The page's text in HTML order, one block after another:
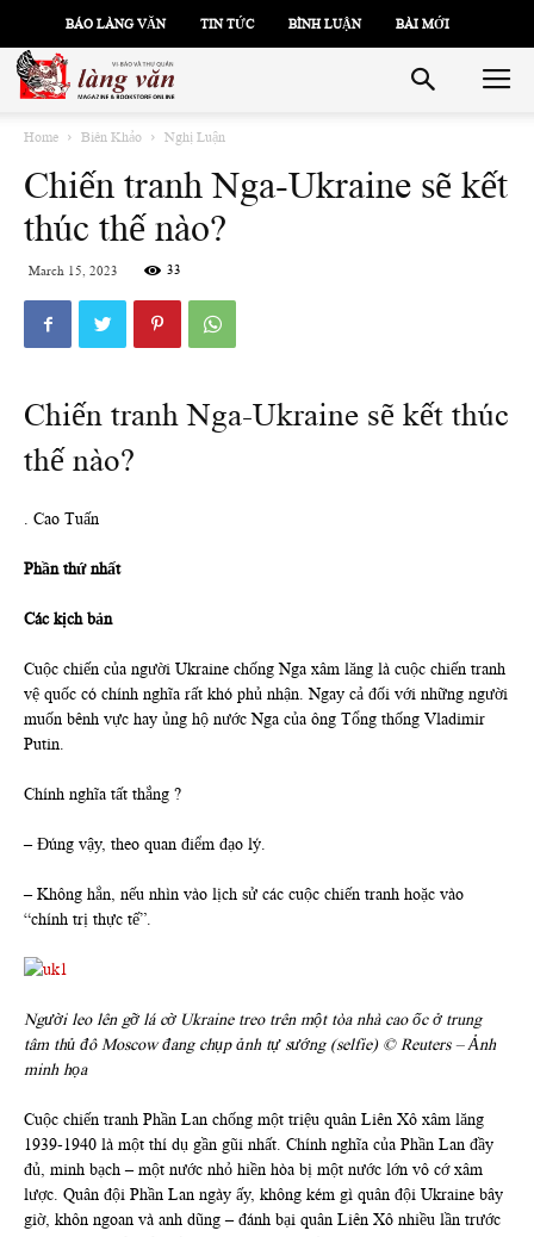
BÁO LÀNG VĂN TIN TỨC BÌNH LUẬN BÀI MỚI
Home Biên Khảo Nghị Luận
Chiến tranh Nga-Ukraine sẽ kết
thúc thế nào?
March 15, 2023 33
Chiến tranh Nga-Ukraine sẽ kết thúc
thế nào?
. Cao Tuấn
Phần thứ nhất
Các kịch bản
Cuộc chiến của người Ukraine chống Nga xâm lăng là cuộc chiến tranh
vệ quốc có chính nghĩa rất khó phủ nhận. Ngay cả đối với những người
muốn bênh vực hay ủng hộ nước Nga của ông Tổng thống Vladimir
Putin.
Chính nghĩa tất thắng ?
– Đúng vậy, theo quan điểm đạo lý.
– Không hẳn, nếu nhìn vào lịch sử các cuộc chiến tranh hoặc vào
“chính trị thực tế”.
Người leo lên gỡ lá cờ Ukraine treo trên một tòa nhà cao ốc ở trung
tâm thủ đô Moscow đang chụp ảnh tự sướng (selfie) © Reuters – Ảnh
minh họa
Cuộc chiến tranh Phần Lan chống một triệu quân Liên Xô xâm lăng
1939-1940 là một thí dụ gần gũi nhất. Chính nghĩa của Phần Lan đầy
đủ, minh bạch – một nước nhỏ hiền hòa bị một nước lớn vô cớ xâm
lược. Quân đội Phần Lan ngày ấy, không kém gì quân đội Ukraine bây
giờ, khôn ngoan và anh dũng – đánh bại quân Liên Xô nhiều lần trước